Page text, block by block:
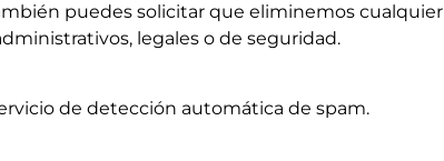
puedes solicitar que eliminemos
legales o de seguridad.
de detección automática de spam.